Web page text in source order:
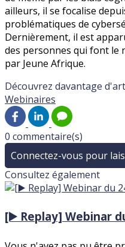
ailleurs, il se focalise
problématiques de
Dernièrement, il est
des personnes qui font le
par Jeune Afrique.
Découvrez davantage
Webinaires
0 commentaire(s)
Connectez-vous pour
Consultez également
[▶️ Replay] Webinar